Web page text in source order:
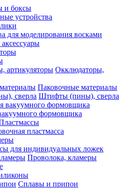
и боксы
устройства
для моделирования восками
Окклюдаторы,
Паковочные материалы
Штифты (пины), сверла
формовщика
пластмасса
для индивидуальных ложек
Проволока, кламеры
Сплавы и припои